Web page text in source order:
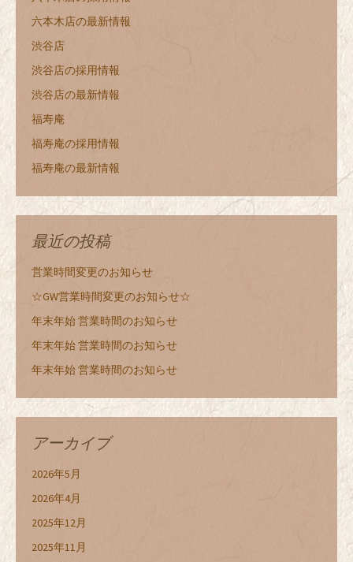
六本木店の最新情報
渋谷店
渋谷店の採用情報
渋谷店の最新情報
福寿庵
福寿庵の採用情報
福寿庵の最新情報
最近の投稿
営業時間変更のお知らせ
☆GW営業時間変更のお知らせ☆
年末年始 営業時間のお知らせ
年末年始 営業時間のお知らせ
年末年始 営業時間のお知らせ
アーカイブ
2026年5月
2026年4月
2025年12月
2025年11月